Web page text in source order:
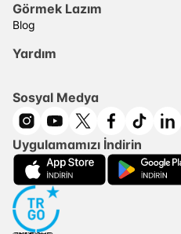
Görmek Lazım
Blog
Yardım
Sosyal Medya
Uygulamamızı İndirin